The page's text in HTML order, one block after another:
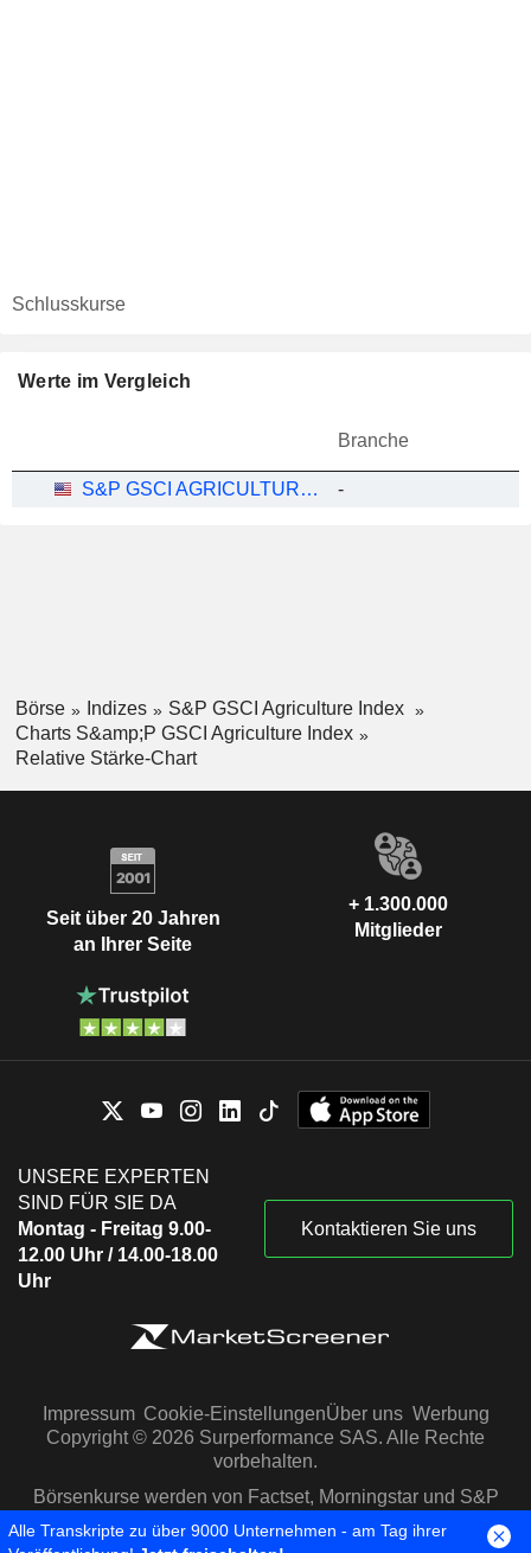
Schlusskurse
Werte im Vergleich
Branche
S&P GSCI AGRICULTURE INDEX -
Börse Indizes
S&P GSCI Agriculture Index
Charts S&amp;P GSCI Agriculture Index
Relative Stärke-Chart
Seit über 20 Jahren
an Ihrer Seite
+ 1.300.000
Mitglieder
UNSERE EXPERTEN
SIND FÜR SIE DA
Montag - Freitag 9.00-
12.00 Uhr / 14.00-18.00
Uhr
Kontaktieren Sie uns
Impressum Cookie-EinstellungenÜber uns Werbung
Copyright © 2026 Surperformance SAS. Alle Rechte
vorbehalten.
Börsenkurse werden von Factset, Morningstar und S&P
Capital IQ zur Verfügung gestellt
Alle Transkripte zu über 9000 Unternehmen - am Tag ihrer